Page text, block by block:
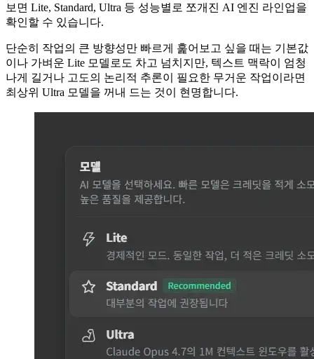
보면 Lite, Standard, Ultra 등 성능별로 쪼개진 AI 엔진 라인업을
확인할 수 있습니다.
단순히 작업의 큰 방향성만 빠르게 훑어보고 싶을 때는 기본값
이나 가벼운 Lite 모델로도 차고 넘치지만, 텍스트 맥락이 엄청
나게 길거나 고도의 논리적 추론이 필요한 무거운 작업이라면
최상위 Ultra 모델을 꺼내 드는 것이 현명합니다.